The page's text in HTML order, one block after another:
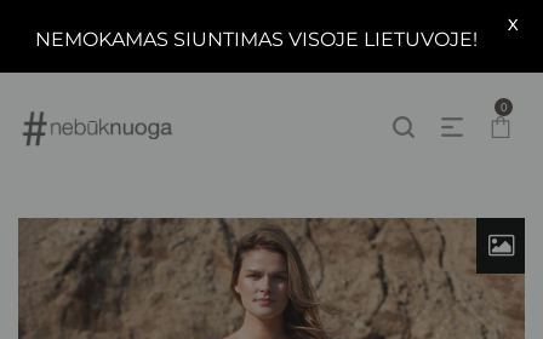
0
NEMOKAMAS SIUNTIMAS VISOJE LIETUVOJE!
X